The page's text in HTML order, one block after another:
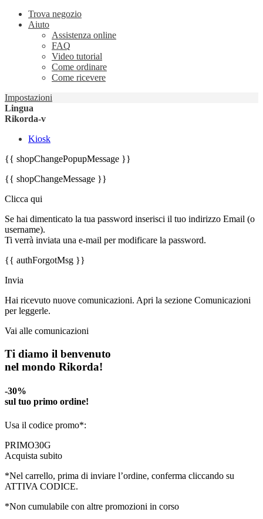
Trova negozio
Aiuto
Assistenza online
FAQ
Video tutorial
Come ordinare
Come ricevere
Impostazioni
Lingua
Rikorda-v
Kiosk
{{ shopChangePopupMessage }}
{{ shopChangeMessage }}
Clicca qui
Se hai dimenticato la tua password inserisci il tuo indirizzo Email (o
username).
Ti verrà inviata una e-mail per modificare la password.
{{ authForgotMsg }}
Invia
Hai ricevuto nuove comunicazioni. Apri la sezione Comunicazioni
per leggerle.
Vai alle comunicazioni
Ti diamo il benvenuto
nel mondo Rikorda!
-30%
sul tuo primo ordine!
Usa il codice promo*:
PRIMO30G
Acquista subito
*Nel carrello, prima di inviare l’ordine, conferma cliccando su
ATTIVA CODICE.
*Non cumulabile con altre promozioni in corso